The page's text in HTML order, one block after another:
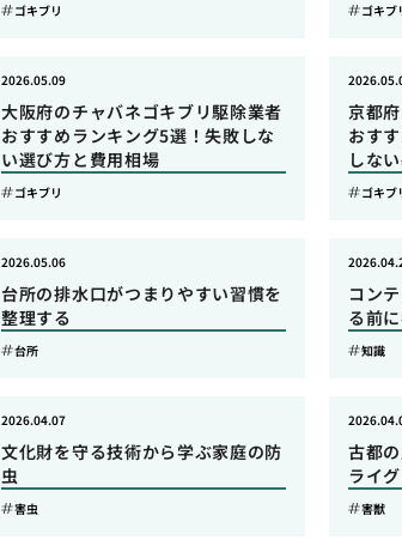
ゴキブリ ゴキブ
大阪府のチャバネゴキブリ駆除業者
おすすめランキング5選！失敗しな
い選び方と費用相場
2026.05.09
ゴキブリ
京都
おす
しな
ゴキブ
台所の排水口がつまりやすい習慣を
整理する
2026.05.06
台所
コン
る前
知識
文化財を守る技術から学ぶ家庭の防
虫
2026.04.07
害虫
古都
ライ
害獣